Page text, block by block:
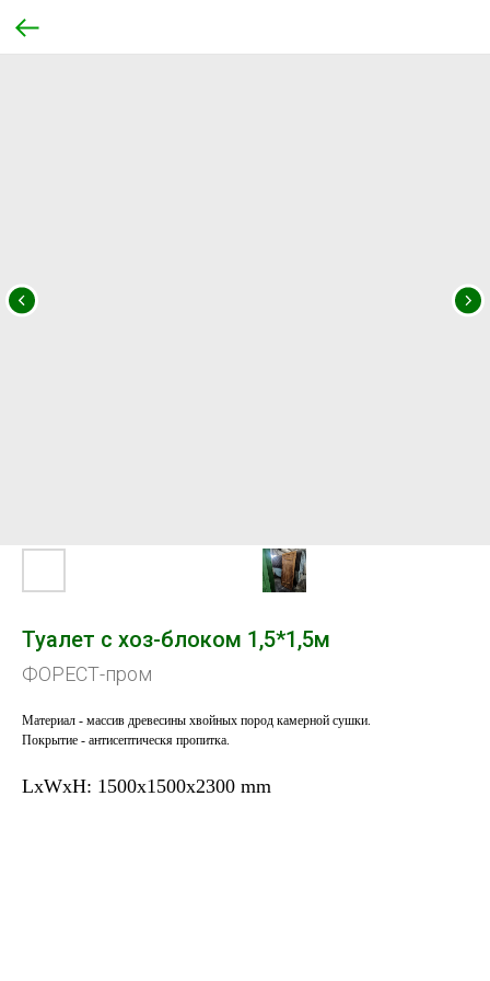
Туалет с хоз-блоком 1,5*1,5м
ФОРЕСТ-пром
Материал - массив древесины хвойных пород камерной сушки.
Покрытие - антисептическя пропитка.
LxWxH: 1500x1500x2300 mm